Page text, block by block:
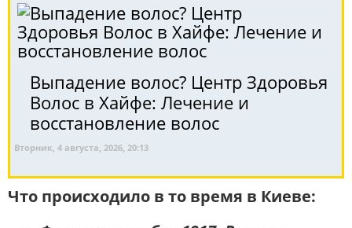
Выпадение волос? Центр Здоровья
Волос в Хайфе: Лечение и
восстановление волос
Вторник, 4 августа, 2026, 20:13
Что происходило в то время в Киеве: